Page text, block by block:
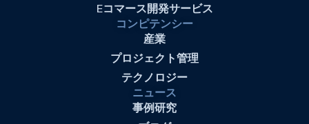
Eコマース開発サービス
コンピテンシー
産業
プロジェクト管理
テクノロジー
ニュース
事例研究